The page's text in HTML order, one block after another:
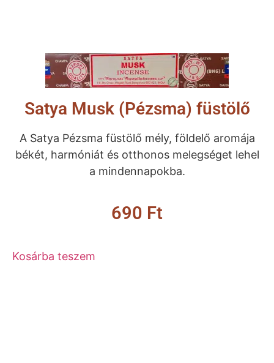
Satya Musk (Pézsma) füstölő
A Satya Pézsma füstölő mély, földelő aromája
békét, harmóniát és otthonos melegséget lehel
a mindennapokba.
690 Ft
Kosárba teszem